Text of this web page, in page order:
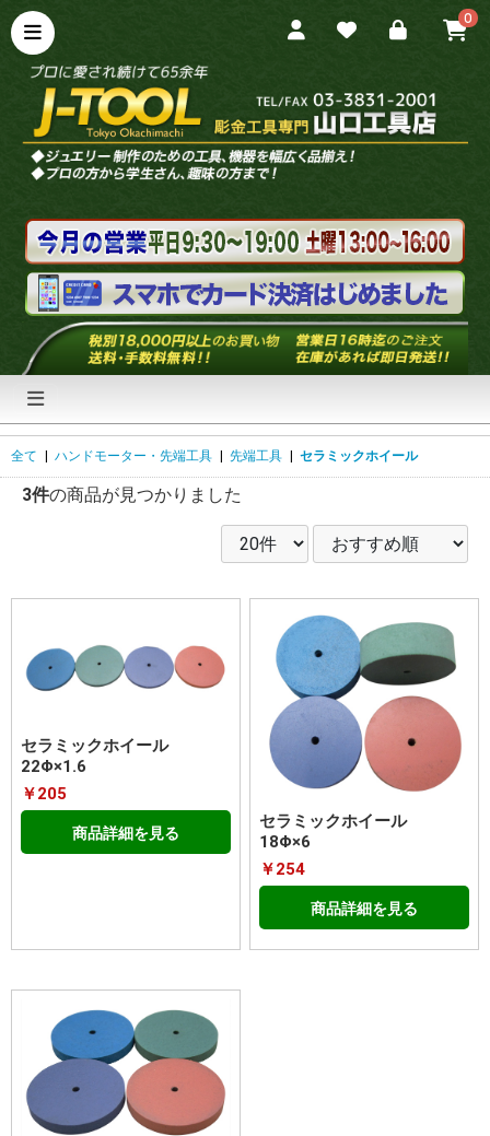
0
全て | ハンドモーター・先端工具 | 先端工具 | セラミックホイール
3件の商品が見つかりました
セラミックホイール
22Φ×1.6
￥205
商品詳細を見る
セラミックホイール
18Φ×6
￥254
商品詳細を見る